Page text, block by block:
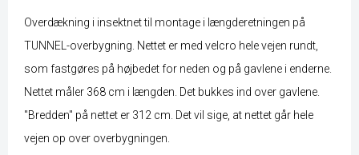
Overdækning i insektnet til montage i længderetningen på
TUNNEL-overbygning. Nettet er med velcro hele vejen rundt,
som fastgøres på højbedet for neden og på gavlene i enderne.
Nettet måler 368 cm i længden. Det bukkes ind over gavlene.
"Bredden" på nettet er 312 cm. Det vil sige, at nettet går hele
vejen op over overbygningen.